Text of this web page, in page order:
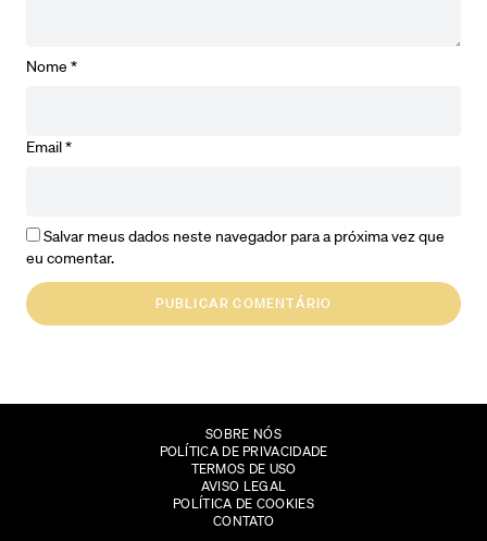
Nome *
Email*
Salvar meus dados neste navegador para a próxima vez que
eu comentar.
SOBRE NÓS
POLÍTICA DE PRIVACIDADE
TERMOS DE USO
AVISO LEGAL
POLÍTICA DE COOKIES
CONTATO